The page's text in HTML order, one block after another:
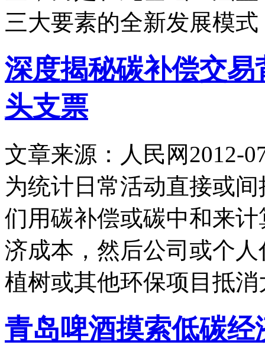
三大要素的全新发展模式
深度揭秘碳补偿交
头支票
文章来源：人民网2012-
为统计日常活动直接或
们用碳补偿或碳中和来
济成本，然后公司或个
植树或其他环保项目抵消
青岛啤酒摸索低碳